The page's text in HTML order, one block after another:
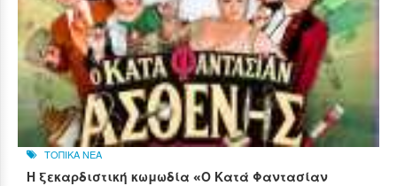
ΤΟΠΙΚΑ ΝΕΑ
Η ξεκαρδιστική κωμωδία «Ο Κατά Φαντασίαν